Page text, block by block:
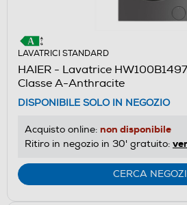
LAVATRICI STANDARD
HAIER - Lavatrice
Classe A-Anthracite
DISPONIBILE SOLO IN NEGOZIO
Acquisto online: non disponibile
Ritiro in negozio in 30' gratuito:
CERCA